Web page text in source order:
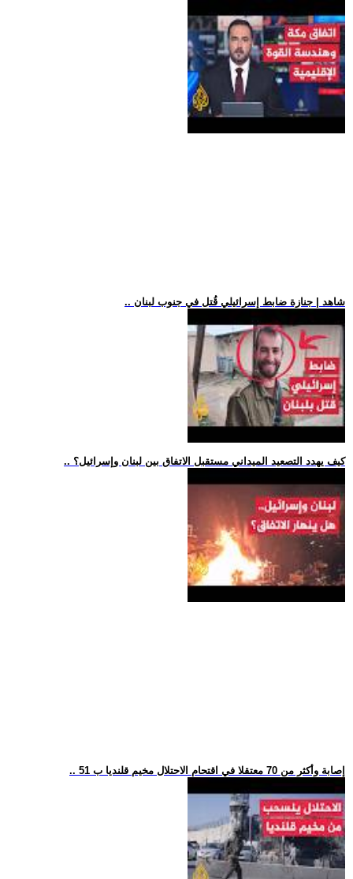
.. شاهد | جنازة ضابط إسرائيلي قُتل في جنوب لبنان
.. كيف يهدد التصعيد الميداني مستقبل الاتفاق بين لبنان وإسرائيل؟
.. 51 إصابة وأكثر من 70 معتقلا في اقتحام الاحتلال مخيم قلنديا ب